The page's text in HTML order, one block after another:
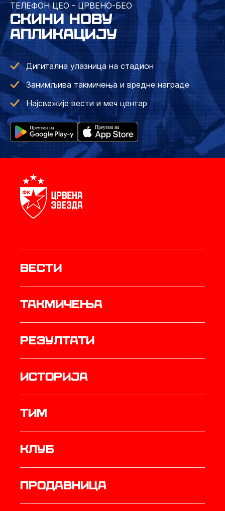
ТЕЛЕФОН ЦЕО - ЦРВЕНО-БЕО
СКИНИ НОВУ
АПЛИКАЦИЈУ
Дигитална улазница на стадион
Занимљива такмичења и вредне награде
Најсвежије вести и меч центар
Вести
Такмичења
резултати
историја
ТИМ
Клуб
продавница